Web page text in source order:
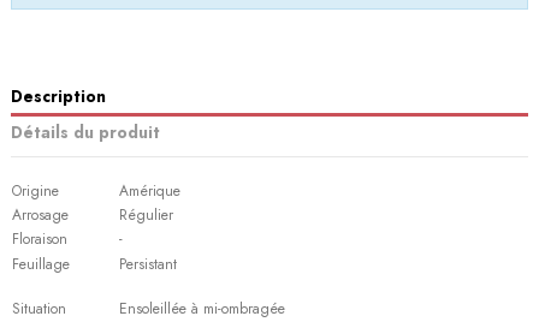
Description
Détails du produit
Origine
Amérique
Arrosage
Régulier
Floraison
-
Feuillage
Persistant
Situation Ensoleillée à mi-ombragée